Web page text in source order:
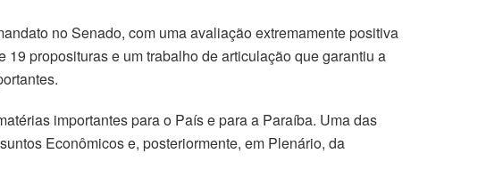
no Senado, com uma avaliação extremamente positiva
proposituras e um trabalho de articulação que garantiu a
importantes para o País e para a Paraíba. Uma das
Econômicos e, posteriormente, em Plenário, da